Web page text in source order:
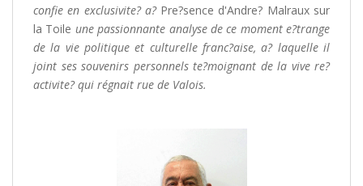
confie en exclusivite? a? Pre?sence d'Andre? Malraux sur
la Toile une passionnante analyse de ce moment e?trange
de la vie politique et culturelle franc?aise, a? laquelle il
joint ses souvenirs personnels te?moignant de la vive re?
activite? qui régnait rue de Valois.